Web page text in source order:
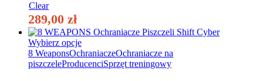
Clear
289,00 zł
Wybierz opcjeTen
produkt
ma
8 WeaponsOchraniaczeOchraniacze na
piszczeleProducenciSprzęt treningowy